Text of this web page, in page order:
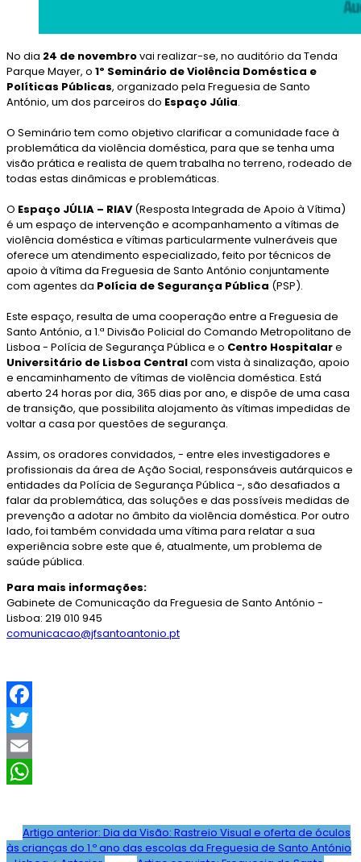
No dia 24 de novembrovai realizar-se, no auditório da Tenda
Parque Mayer, o 1º Seminário de Violência Doméstica e
Políticas Públicas, organizado pela Freguesia de Santo
António, um dos parceiros do Espaço Júlia.
O Seminário tem como objetivo clarificar a comunidade face à
problemática da violência doméstica, para que se tenha uma
visão prática e realista de quem trabalha no terreno, rodeado de
todas estas dinâmicas e problemáticas.
O Espaço JÚLIA – RIAV(Resposta Integrada de Apoio à Vítima)
é um espaço de intervenção e acompanhamento a vítimas de
violência doméstica e vítimas particularmente vulneráveis que
oferece um atendimento especializado, feito por técnicos de
apoio à vítima da Freguesia de Santo António conjuntamente
com agentes da Polícia de Segurança Pública (PSP).
Este espaço, resulta de uma cooperação entre a Freguesia de
Santo António, a 1.ª Divisão Policial do Comando Metropolitano de
Lisboa - Polícia de Segurança Pública e o Centro Hospitalare
Universitário de Lisboa Centralcom vista à sinalização, apoio
e encaminhamento de vítimas de violência doméstica. Está
aberto 24 horas por dia, 365 dias por ano, e dispõe de uma casa
de transição, que possibilita alojamento às vítimas impedidas de
voltar a casa por questões de segurança.
Assim, os oradores convidados, - entre eles investigadores e
profissionais da área de Ação Social, responsáveis autárquicos e
entidades da Polícia de Segurança Pública -, são desafiados a
falar da problemática, das soluções e das possíveis medidas de
prevenção a adotar no âmbito da violência doméstica. Por outro
lado, foi também convidada uma vítima para relatar a sua
experiência sobre este que é, atualmente, um problema de
saúde pública.
Para mais informações:
Gabinete de Comunicação da Freguesia de Santo António -
Lisboa: 219 010 945
comunicacao@jfsantoantonio.pt
F
a
c
o
T
w
t
E
ia
Artigo anterior: Dia da Visão: Rastreio Visual e oferta de óculos
às crianças do 1.º ano das escolas da Freguesia de Santo António